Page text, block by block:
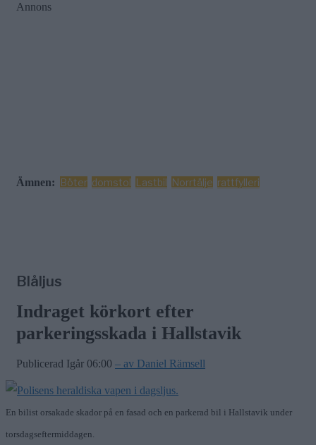
Annons
Ämnen: Böter domstol Lastbil Norrtälje rattfylleri
Blåljus
Indraget körkort efter
parkeringsskada i Hallstavik
Publicerad Igår 06:00 – av Daniel Rämsell
En bilist orsakade skador på en fasad och en parkerad bil i Hallstavik under
torsdagseftermiddagen.